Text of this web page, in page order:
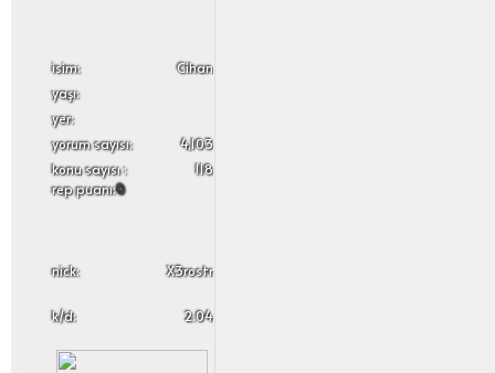
i̇sim:
Cihan
yaşı:
yer:
yorum sayısı:
4,103
konu sayısı :
118
rep puanı:0
nick: X3rostr
k/d: 2.04